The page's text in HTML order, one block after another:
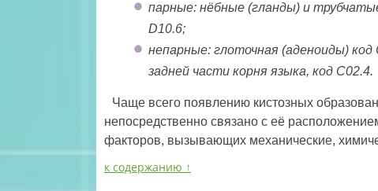
парные: нёбные (гланды) и
D10.6;
непарные: глоточная (аденоиды)
задней части корня языка, код С02.4.
Чаще всего появлению кистозных
непосредственно связано с её
факторов, вызывающих механические,
к содержанию ↑